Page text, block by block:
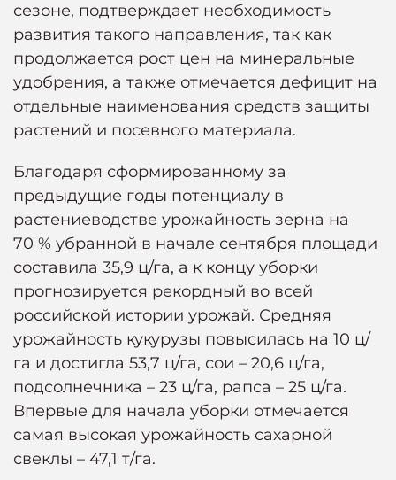
сезоне, подтверждает необходимость
развития такого направления, так как
продолжается рост цен на минеральные
удобрения, а также отмечается дефицит на
отдельные наименования средств защиты
растений и посевного материала.
Благодаря сформированному за
предыдущие годы потенциалу в
растениеводстве урожайность зерна на
70 % убранной в начале сентября площади
составила 35,9 ц/га, а к концу уборки
прогнозируется рекордный во всей
российской истории урожай. Средняя
урожайность кукурузы повысилась на 10 ц/
га и достигла 53,7 ц/га, сои – 20,6 ц/га,
подсолнечника – 23 ц/га, рапса – 25 ц/га.
Впервые для начала уборки отмечается
самая высокая урожайность сахарной
свеклы – 47,1 т/га.